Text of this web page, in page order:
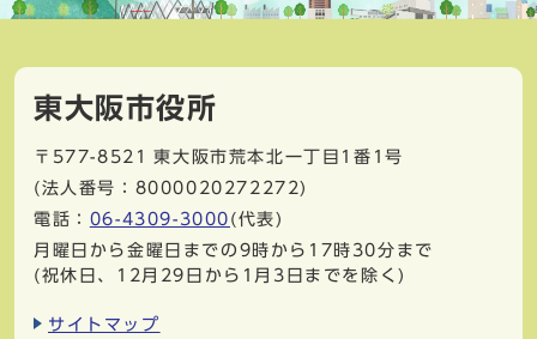
東大阪市役所
〒577-8521
東大阪市荒本北一丁目1番1号
(法人番号：8000020272272)
電話： 06-4309-3000 (代表)
月曜日から金曜日までの9時から17時30分まで
(祝休日、12月29日から1月3日までを除く)
サイトマップ